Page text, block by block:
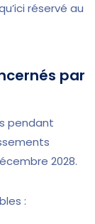
réservé au
par
pendant
2028.
: